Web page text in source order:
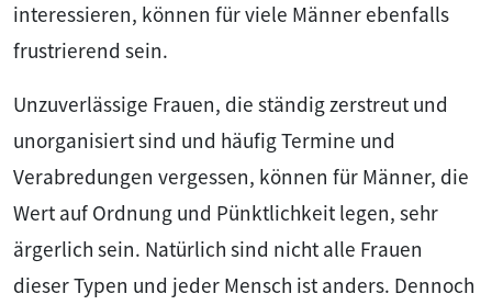
interessieren, können für viele Männer ebenfalls
frustrierend sein.
Unzuverlässige Frauen, die ständig zerstreut und
unorganisiert sind und häufig Termine und
Verabredungen vergessen, können für Männer, die
Wert auf Ordnung und Pünktlichkeit legen, sehr
ärgerlich sein. Natürlich sind nicht alle Frauen
dieser Typen und jeder Mensch ist anders. Dennoch